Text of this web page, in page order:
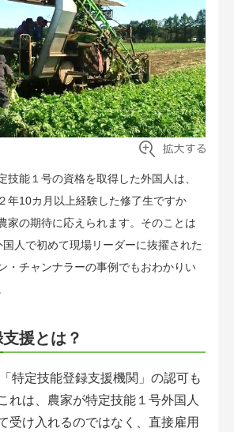
ログイン
技能１号の資格を取得した外国人は、
年10カ月以上経験した修了生ですか
家の期待に応えられます。そのことは
国人で初めて現場リーダーに抜擢された
・チャンナラーの事例でもおわかりい
援とは？
特定技能登録支援機関」の認可も
れは、農家が特定技能１号外国人
受け入れるのではなく、直接雇用